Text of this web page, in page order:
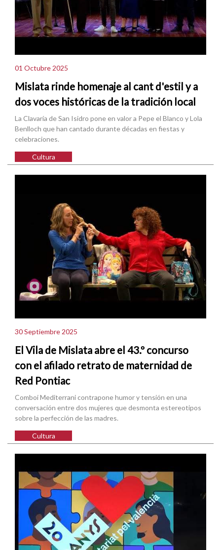
01 Octubre 2025
Mislata rinde homenaje al cant d'estil y a
dos voces históricas de la tradición local
La Clavaría de San Isidro pone en valor a Pepe el Blanco y Lola
Benlloch que han cantado durante décadas en fiestas y
celebraciones.
Cultura
30 Septiembre 2025
El Vila de Mislata abre el 43.º concurso
con el afilado retrato de maternidad de
Red Pontiac
Comboi Mediterrani contrapone humor y tensión en una
conversación entre dos mujeres que desmonta estereotipos
sobre la perfección de las madres.
Cultura